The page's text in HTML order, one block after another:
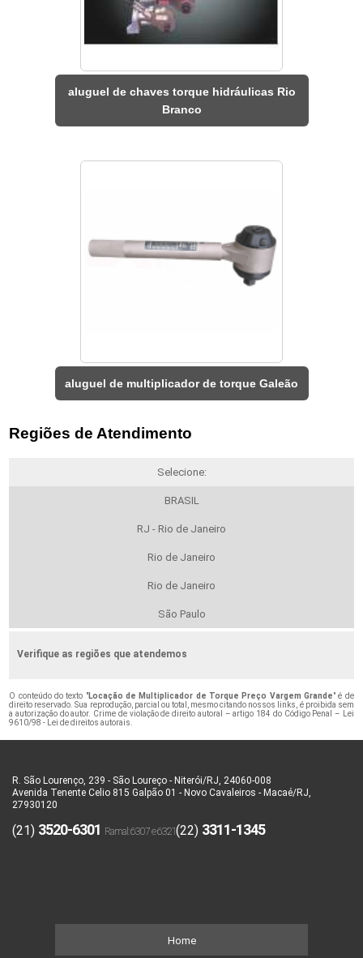
aluguel de chaves torque hidráulicas Rio
Branco
aluguel de multiplicador de torque Galeão
Regiões de Atendimento
Selecione:
BRASIL
RJ - Rio de Janeiro
Rio de Janeiro
Rio de Janeiro
São Paulo
Verifique as regiões que atendemos
O conteúdo do texto "Locação de Multiplicador de Torque Preço Vargem Grande" é de
direito reservado. Sua reprodução, parcial ou total, mesmo citando nossos links, é proibida sem
a autorização do autor. Crime de violação de direito autoral – artigo 184 do Código Penal –
Lei
9610/98 - Lei de direitos autorais
R. São Lourenço, 239 - São Loureço - Niterói/RJ, 24060-008
Avenida Tenente Celio 815 Galpão 01 - Novo Cavaleiros - Macaé/RJ,
27930120
(21) 3520-6301 (22) 3311-1345
Home